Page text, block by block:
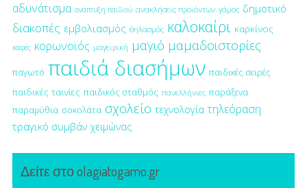
αδυνάτισμα ανάπτυξη παιδιού ανακλήσεις προϊόντων γάμος δημοτικό
διακοπές εμβολιασμός θηλασμός καλοκαίρι καρκίνος
καφές κορωνοϊός μαγειρική μαγιό μαμαδοιστορίες
παγωτό παιδιά διασήμων παιδικές σειρές
παιδικές ταινίες παιδικός σταθμός πανελλήνιες παράξενα
παραμύθια σοκολάτα σχολείο τεχνολογία τηλεόραση
τραγικό συμβάν χειμώνας
Δείτε στο olagiatogamo.gr